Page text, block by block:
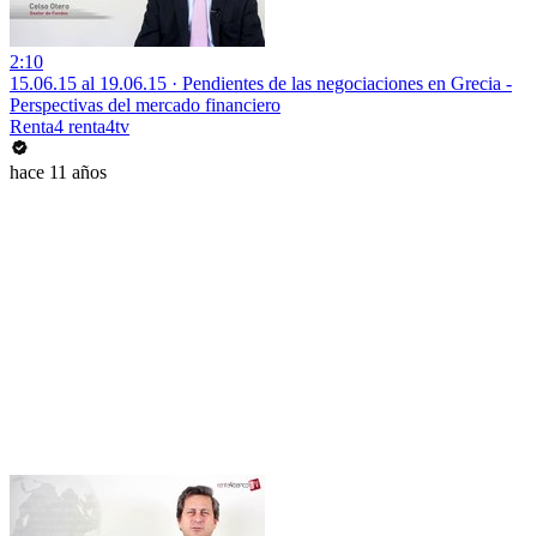
2:10
15.06.15 al 19.06.15 · Pendientes de las negociaciones en Grecia -
Perspectivas del mercado financiero
Renta4 renta4tv
hace 11 años